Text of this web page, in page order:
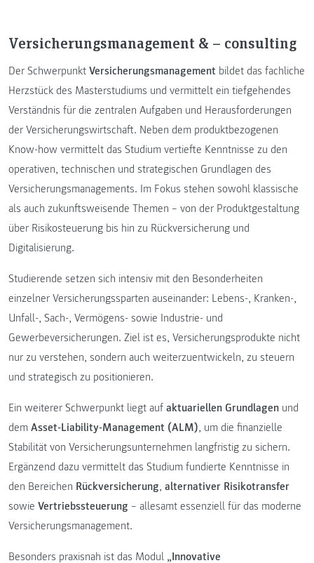
Versicherungsmanagement & – consulting
Der Schwerpunkt Versicherungsmanagement bildet das fachliche
Herzstück des Masterstudiums und vermittelt ein tiefgehendes
Verständnis für die zentralen Aufgaben und Herausforderungen
der Versicherungswirtschaft. Neben dem produktbezogenen
Know-how vermittelt das Studium vertiefte Kenntnisse zu den
operativen, technischen und strategischen Grundlagen des
Versicherungsmanagements. Im Fokus stehen sowohl klassische
als auch zukunftsweisende Themen – von der Produktgestaltung
über Risikosteuerung bis hin zu Rückversicherung und
Digitalisierung.
Studierende setzen sich intensiv mit den Besonderheiten
einzelner Versicherungssparten auseinander: Lebens-, Kranken-,
Unfall-, Sach-, Vermögens- sowie Industrie- und
Gewerbeversicherungen. Ziel ist es, Versicherungsprodukte nicht
nur zu verstehen, sondern auch weiterzuentwickeln, zu steuern
und strategisch zu positionieren.
Ein weiterer Schwerpunkt liegt auf aktuariellen Grundlagen und
dem Asset-Liability-Management (ALM), um die finanzielle
Stabilität von Versicherungsunternehmen langfristig zu sichern.
Ergänzend dazu vermittelt das Studium fundierte Kenntnisse in
den Bereichen Rückversicherung, alternativer Risikotransfer
sowie Vertriebssteuerung – allesamt essenziell für das moderne
Versicherungsmanagement.
Besonders praxisnah ist das Modul „Innovative